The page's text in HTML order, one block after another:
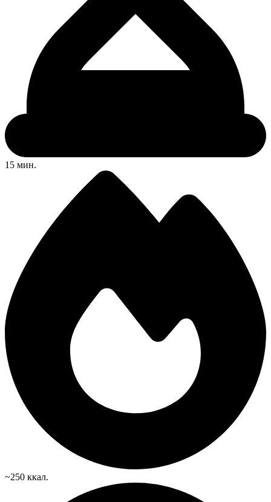
15 мин.
~250 ккал.